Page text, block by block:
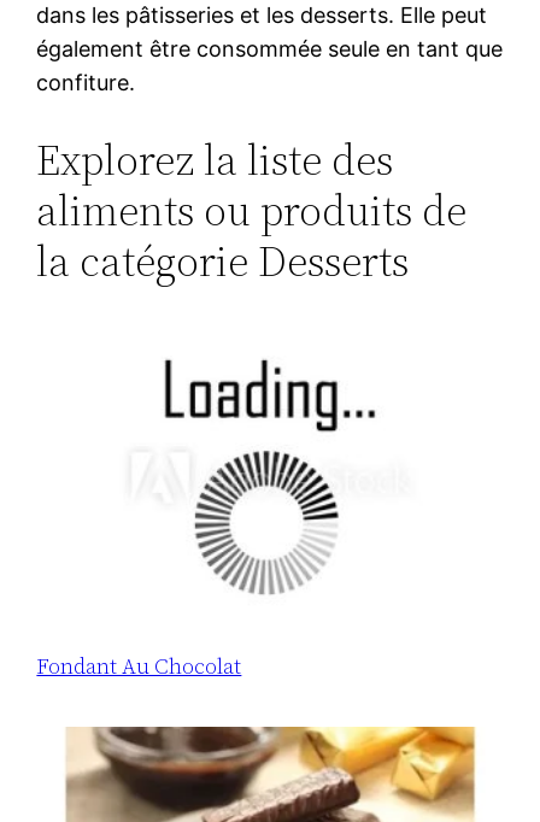
dans les pâtisseries et les desserts. Elle peut
également être consommée seule en tant que
confiture.
Explorez la liste des
aliments ou produits de
la catégorie Desserts
Fondant Au Chocolat